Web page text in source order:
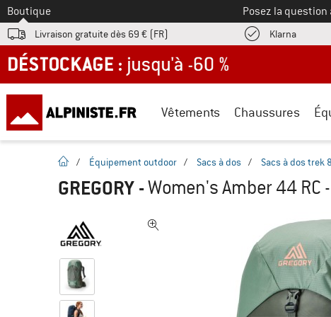
Vers le
Boutique Posez la
Livraison gratuite dès 69 € (FR) KlarnaTrouve
DÉSTOCKAGE : jusqu'à -60 %
Vêtements Chaussures
Page d'accueil
/ Équipement outdoor / Sacs à dos / Sacs à dos trek
GREGORY -Women's Amber 44